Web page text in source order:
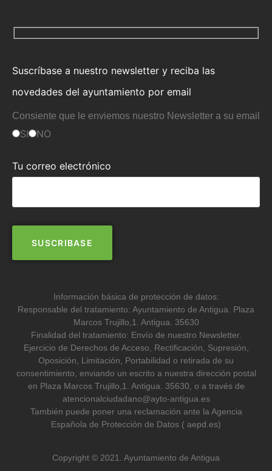
Suscríbase a nuestro newsletter y reciba las
novedades del ayuntamiento por email
Consiente que le enviemos nuestro Newsletter a su email
SI NO
Tu correo electrónico
Información básica de protección de datos:
Responsable del tratamiento: Ayuntamiento de Antigua. Plaza
Marcos Trujillo,1. Antigua. 35630
Finalidad del tratamiento: Envío de nuestro Newsletter.
Ejercicio de Derechos de Acceso, Rectificación, Supresión,
Oposición, Limitación, Portabilidad o retirada de su
consentimiento, enviando un escrito a nuestra dirección postal
en Plaza Marcos Trujillo,1. Antigua. 35630, o a través de
atencionalciudadano@ayto-antigua.es
También puede poner una reclamación ante la Agencia
Española de Protección de Datos ( aepd.es)
Copyright © 2021. Ayuntamiento de Antigua